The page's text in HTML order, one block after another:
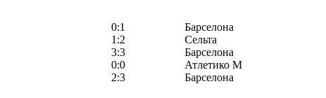
0:1
Барселона
1:2
Сельта
3:3
Барселона
0:0
Атлетико М
2:3
Барселона